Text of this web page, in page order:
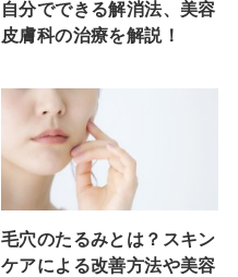
自分でできる解消法、美容
皮膚科の治療を解説！
毛穴のたるみとは？スキン
ケアによる改善方法や美容